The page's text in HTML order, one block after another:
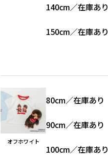
140cm／在庫あり
150cm／在庫あり
オフホワイト
80cm／在庫あり
90cm／在庫あり
100cm／在庫あり